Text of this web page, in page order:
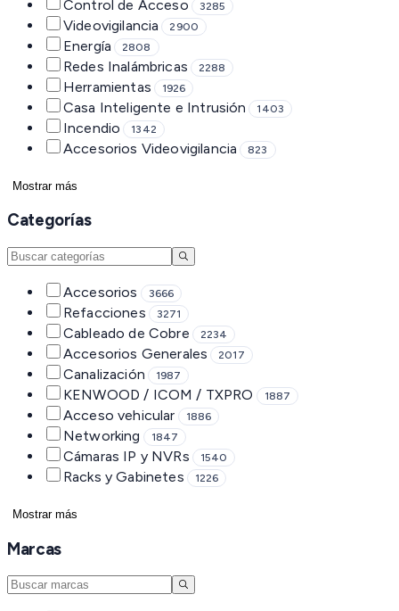
Control de Acceso 3285
Videovigilancia 2900
Energía 2808
Redes Inalámbricas 2288
Herramientas 1926
Casa Inteligente e Intrusión 1403
Incendio 1342
Accesorios Videovigilancia 823
Mostrar más
Categorías
Accesorios 3666
Refacciones 3271
Cableado de Cobre 2234
Accesorios Generales 2017
Canalización 1987
KENWOOD / ICOM / TXPRO 1887
Acceso vehicular 1886
Networking 1847
Cámaras IP y NVRs 1540
Racks y Gabinetes 1226
Mostrar más
Marcas